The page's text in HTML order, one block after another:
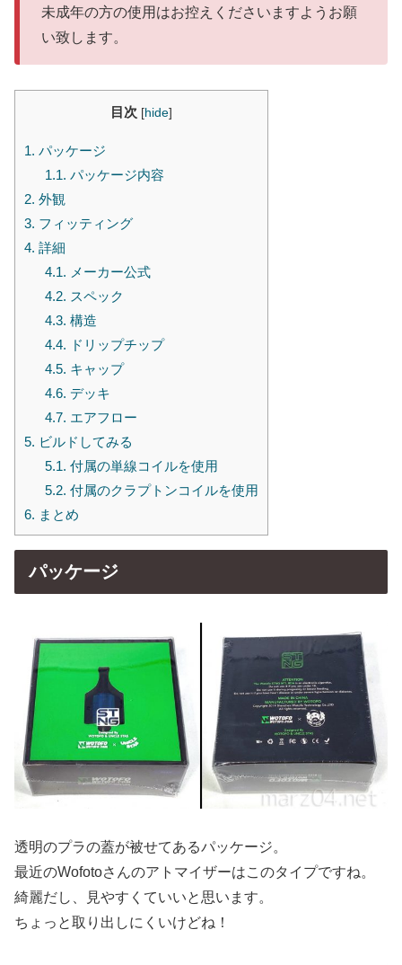
未成年の方の使用はお控えくださいますようお願
い致します。
目次 [hide]
1. パッケージ
1.1. パッケージ内容
2. 外観
3. フィッティング
4. 詳細
4.1. メーカー公式
4.2. スペック
4.3. 構造
4.4. ドリップチップ
4.5. キャップ
4.6. デッキ
4.7. エアフロー
5. ビルドしてみる
5.1. 付属の単線コイルを使用
5.2. 付属のクラプトンコイルを使用
6. まとめ
パッケージ
透明のプラの蓋が被せてあるパッケージ。
最近のWofotoさんのアトマイザーはこのタイプですね。
綺麗だし、見やすくていいと思います。
ちょっと取り出しにくいけどね！